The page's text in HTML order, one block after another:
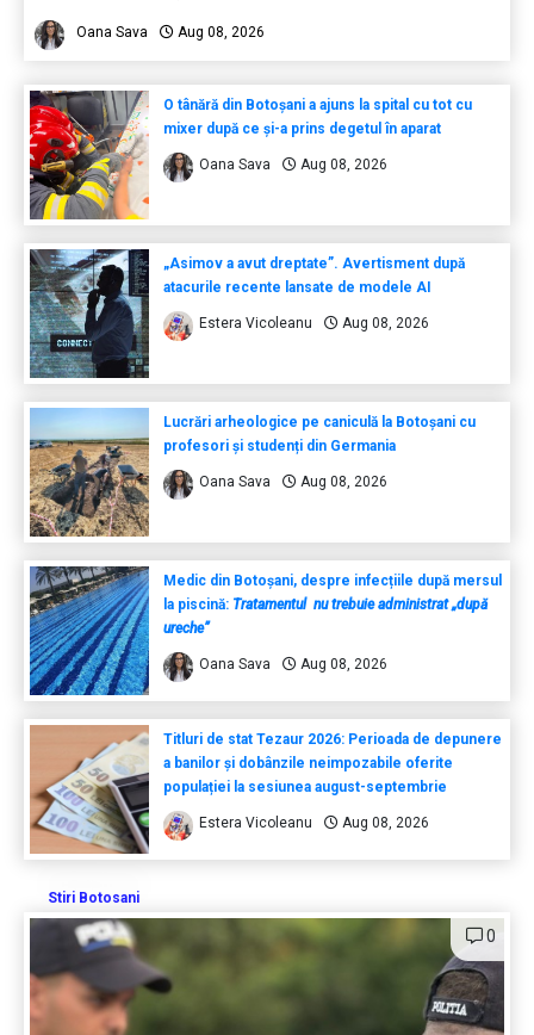
Oana Sava Aug 08, 2026
O tânără din Botoșani a ajuns la spital cu tot cu
mixer după ce și-a prins degetul în aparat
Oana Sava Aug 08, 2026
„Asimov a avut dreptate”. Avertisment după
atacurile recente lansate de modele AI
Estera Vicoleanu Aug 08, 2026
Lucrări arheologice pe caniculă la Botoșani cu
profesori și studenți din Germania
Oana Sava Aug 08, 2026
Medic din Botoșani, despre infecțiile după mersul
la piscină: Tratamentul nu trebuie administrat „după
ureche”
Oana Sava Aug 08, 2026
Titluri de stat Tezaur 2026: Perioada de depunere
a banilor și dobânzile neimpozabile oferite
populației la sesiunea august-septembrie
Estera Vicoleanu Aug 08, 2026
Stiri Botosani
0